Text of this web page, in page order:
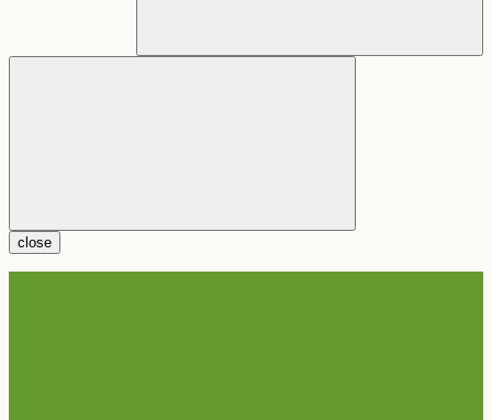
close